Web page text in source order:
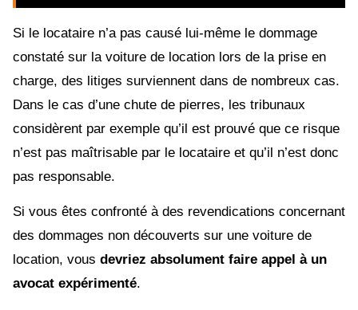
Si le locataire n’a pas causé lui-même le dommage
constaté sur la voiture de location lors de la prise en
charge, des litiges surviennent dans de nombreux cas.
Dans le cas d’une chute de pierres, les tribunaux
considèrent par exemple qu’il est prouvé que ce risque
n’est pas maîtrisable par le locataire et qu’il n’est donc
pas responsable.
Si vous êtes confronté à des revendications concernant
des dommages non découverts sur une voiture de
location, vous devriez absolument faire appel à un
avocat expérimenté.